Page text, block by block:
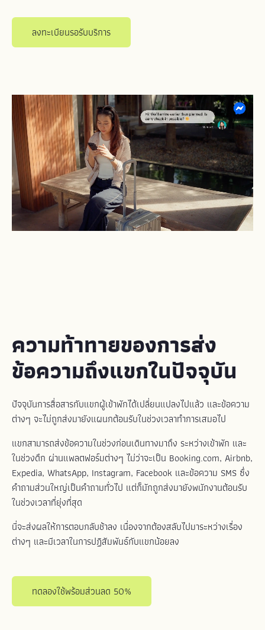
ลงทะเบียนรอรับบริการ
ความท้าทายของการส่ง
ข้อความถึงแขกในปัจจุบัน
ปัจจุบันการสื่อสารกับแขกผู้เข้าพักได้เปลี่ยนแปลงไปแล้ว และข้อความ
ต่างๆ จะไม่ถูกส่งมายังแผนกต้อนรับในช่วงเวลาทำการเสมอไป
แขกสามารถส่งข้อความในช่วงก่อนเดินทางมาถึง ระหว่างเข้าพัก และ
ในช่วงดึก ผ่านแพลตฟอร์มต่างๆ ไม่ว่าจะเป็น Booking.com, Airbnb,
Expedia, WhatsApp, Instagram, Facebook และข้อความ SMS ซึ่ง
คำถามส่วนใหญ่เป็นคำถามทั่วไป แต่ก็มักถูกส่งมายังพนักงานต้อนรับ
ในช่วงเวลาที่ยุ่งที่สุด
นี่จะส่งผลให้การตอบกลับช้าลง เนื่องจากต้องสลับไปมาระหว่างเรื่อง
ต่างๆ และมีเวลาในการปฏิสัมพันธ์กับแขกน้อยลง
ทดลองใช้พร้อมส่วนลด 50%